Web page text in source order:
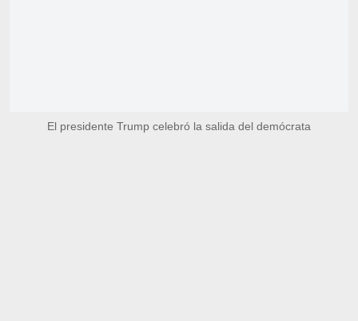
El presidente Trump celebró la salida del demócrata